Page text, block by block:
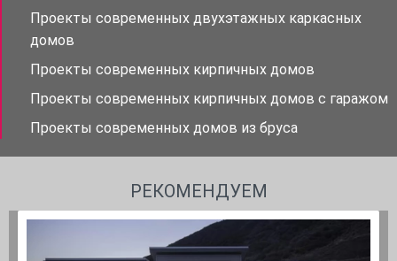
Проекты современных двухэтажных каркасных
домов
Проекты современных кирпичных домов
Проекты современных кирпичных домов с гаражом
Проекты современных домов из бруса
РЕКОМЕНДУЕМ